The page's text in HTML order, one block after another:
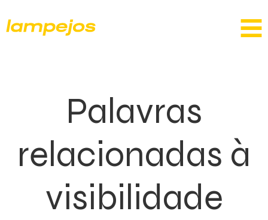
Palavras
relacionadas à
visibilidade